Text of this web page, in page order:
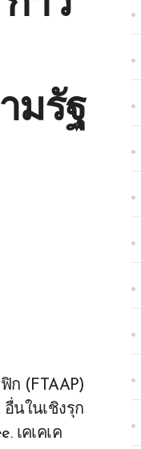
มรัฐ
ก (FTAAP)
อื่นในเชิงรุก
เคเคเค